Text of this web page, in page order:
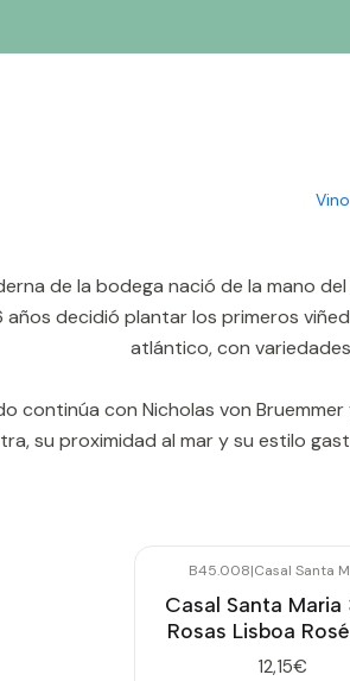
data de 1720), se ha convertido en
de la bodega nació de la mano
años decidió plantar los primeros
atlántico, con
continúa con Nicholas von
su proximidad al mar y su estilo
B45.008|Casal Santa
Casal Santa Maria
Rosas Lisboa
12,15€